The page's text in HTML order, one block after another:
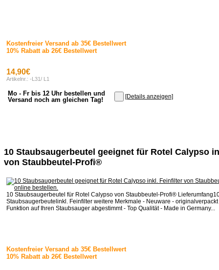
Kostenfreier Versand ab 35€ Bestellwert
10% Rabatt ab 26€ Bestellwert
14,90€
Artikelnr.: -L31/ L1
Mo - Fr bis 12 Uhr bestellen und
Versand noch am gleichen Tag!
[Details anzeigen]
10 Staubsaugerbeutel geeignet für Rotel Calypso
von Staubbeutel-Profi®
10 Staubsaugerbeutel für Rotel Calypso von Staubbeutel-Profi®
Staubsaugerbeutelinkl. Feinfilter weitere Merkmale - Neuware -
Funktion auf Ihren Staubsauger abgestimmt - Top Qualität - Made in Germany...
Kostenfreier Versand ab 35€ Bestellwert
10% Rabatt ab 26€ Bestellwert